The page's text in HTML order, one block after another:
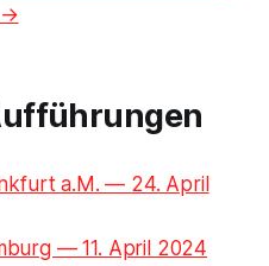
→
a.M. — 24. April
— 11. April 2024